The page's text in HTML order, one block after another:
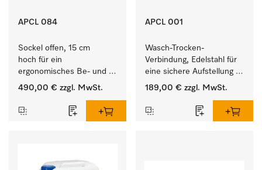
APCL 084
Sockel offen, 15 cm
hoch für ein
ergonomisches Be- und
Entladen von
Trockner.
490,00 € zzgl. MwSt.
APCL 001
Wasch-Trocken-
Verbindung, Edelstahl für
eine sichere Aufstellung
zu einer Wasch-Trocken-
189,00 € zzgl. MwSt.